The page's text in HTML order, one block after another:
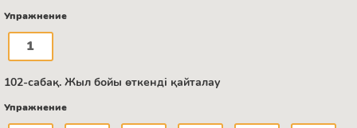
Упражнение
1
102-сабақ. Жыл бойы өткенді қайталау
Упражнение